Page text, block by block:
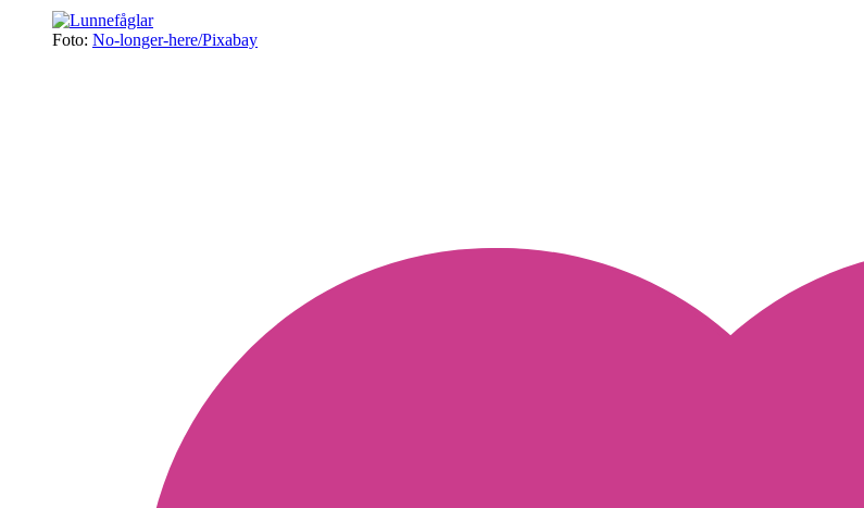
Foto: No-longer-here/Pixabay